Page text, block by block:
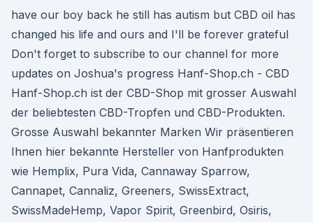
have our boy back he still has autism but CBD oil has
changed his life and ours and I'll be forever grateful
Don't forget to subscribe to our channel for more
updates on Joshua's progress Hanf-Shop.ch - CBD
Hanf-Shop.ch ist der CBD-Shop mit grosser Auswahl
der beliebtesten CBD-Tropfen und CBD-Produkten.
Grosse Auswahl bekannter Marken Wir präsentieren
Ihnen hier bekannte Hersteller von Hanfprodukten
wie Hemplix, Pura Vida, Cannaway Sparrow,
Cannapet, Cannaliz, Greeners, SwissExtract,
SwissMadeHemp, Vapor Spirit, Greenbird, Osiris,